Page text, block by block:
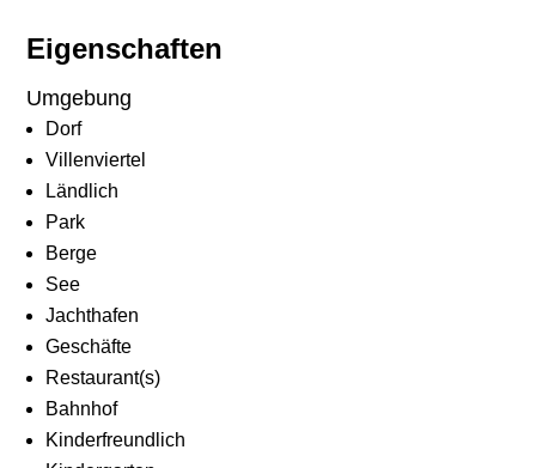
Eigenschaften
Umgebung
Dorf
Villenviertel
Ländlich
Park
Berge
See
Jachthafen
Geschäfte
Restaurant(s)
Bahnhof
Kinderfreundlich